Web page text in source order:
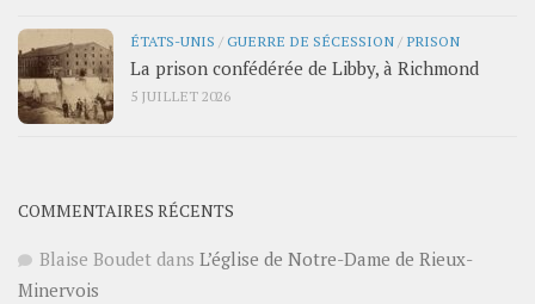
ÉTATS-UNIS /GUERRE DE SÉCESSION/ PRISON
La prison confédérée de Libby, à Richmond
5 JUILLET 2026
COMMENTAIRES RÉCENTS
Blaise Boudet dans L’église de Notre-Dame de Rieux-
Minervois